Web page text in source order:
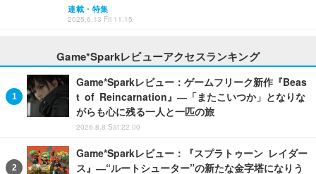
連載・特集
2025.6.13 Fri 11:15
Game*Sparkレビューアクセスランキング
Game*Sparkレビュー：ゲームフリーク新作『Beas
t of Reincarnation』―「またこいつか」となりな
がらも心に残る一人と一匹の旅
2026.8.8 Sat 22:00
Game*Sparkレビュー：『スプラトゥーン レイダー
ス』―“ルートシューター”の新たな金字塔になりう